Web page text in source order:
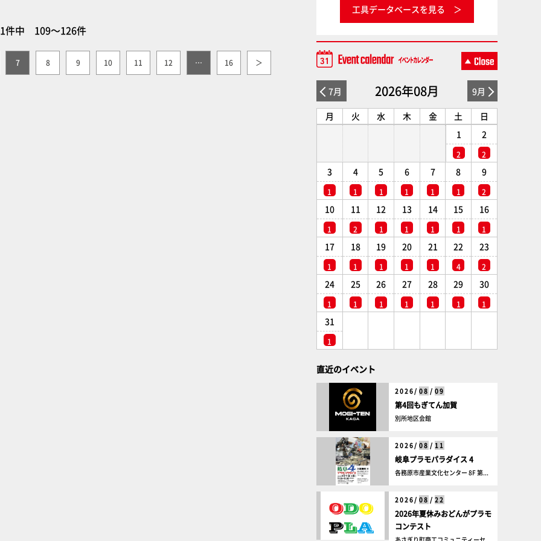
件中 109～126件
7 8 9 10 11 12 … 16 ＞
工具データベースを見る
7月 2026年08月 9月
月 火 水 木 金 土
日
1
2
2
2
3
1
4
1
5
1
6
1
7
1
8
1
9
2
10
1
11
2
12
1
13
1
14
1
15
1
16
1
17
1
18
1
19
1
20
1
21
1
22
4
23
2
24
1
25
1
26
1
27
1
28
1
29
1
30
1
31
1
直近のイベント
2026/ 08 / 09
第4回もぎてん加賀
別所地区会館
2026/ 08 / 11
岐阜プラモパラダイス 4
各務原市産業文化センター 8F 第...
2026/ 08 / 22
2026年夏休みおどんがプラモ
コンテスト